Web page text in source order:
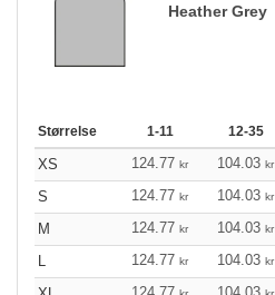
Heather Grey
Størrelse 1-11 12-35
XS 124.77 kr 104.03 kr
S
124.77 kr 104.03 kr
M
124.77 kr 104.03 kr
L
124.77 kr 104.03 kr